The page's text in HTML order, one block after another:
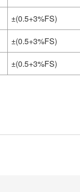
±(0.5+3%FS)
±(0.5+3%FS)
±(0.5+3%FS)